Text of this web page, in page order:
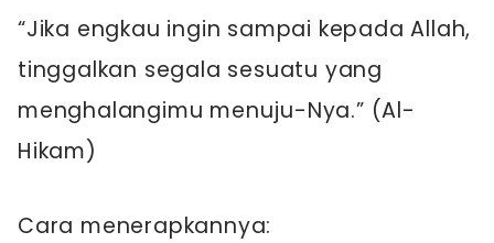
“Jika engkau ingin sampai kepada Allah,
tinggalkan segala sesuatu yang
menghalangimu menuju-Nya.” (Al-
Hikam)
Cara menerapkannya: